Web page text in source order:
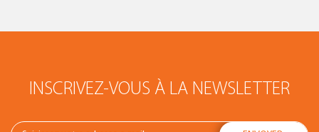
INSCRIVEZ-VOUS À LA NEWSLETTER